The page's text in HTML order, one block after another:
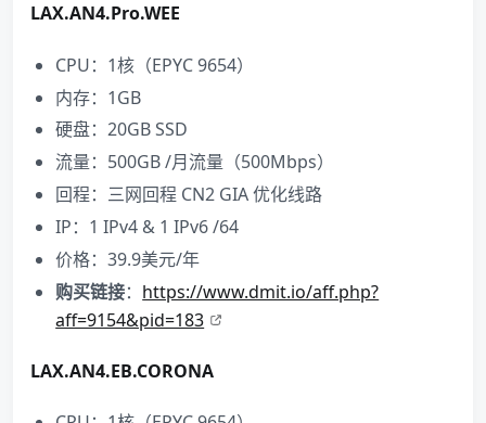
LAX.AN4.Pro.WEE
CPU：1核（EPYC 9654）
内存：1GB
硬盘：20GB SSD
流量：500GB /月流量（500Mbps）
回程：三网回程 CN2 GIA 优化线路
IP：1 IPv4 & 1 IPv6 /64
价格：39.9美元/年
购买链接： https://www.dmit.io/aff.php?
aff=9154&pid=183
LAX.AN4.EB.CORONA